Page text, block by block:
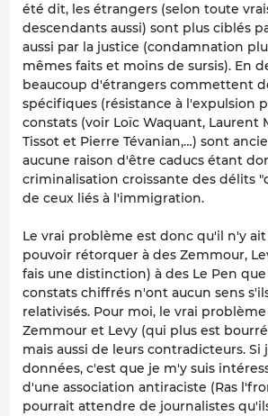
été dit, les étrangers (selon toute
descendants aussi) sont plus ciblés
aussi par la justice (condamnation
mêmes faits et moins de sursis). En
beaucoup d'étrangers commettent
spécifiques (résistance à l'expulsion
constats (voir Loïc Waquant, Laurent
Tissot et Pierre Tévanian,…) sont
aucune raison d'être caducs étant
criminalisation croissante des délits
de ceux liés à l'immigration.
Le vrai problème est donc qu'il n'y
pouvoir rétorquer à des Zemmour,
fais une distinction) à des Le Pen
constats chiffrés n'ont aucun sens
relativisés. Pour moi, le vrai
Zemmour et Levy (qui plus est
mais aussi de leurs contradicteurs. Si
données, c'est que je m'y suis
d'une association antiraciste (Ras
pourrait attendre de journalistes